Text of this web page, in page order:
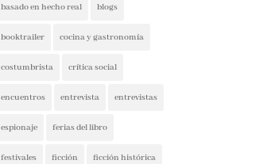
basado en hecho real blogs
booktrailer cocina y gastronomía
costumbrista crítica social
encuentros entrevista entrevistas
espionaje ferias del libro
festivales ficción ficción histórica